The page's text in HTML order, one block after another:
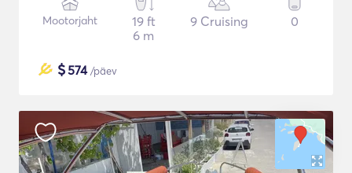
Mootorjaht
19 ft
6 m
9 Cruising 0
$574/päev